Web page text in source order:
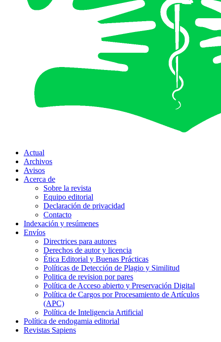
Actual
Archivos
Avisos
Acerca de
Sobre la revista
Equipo editorial
Declaración de privacidad
Contacto
Indexación y resúmenes
Envíos
Directrices para autores
Derechos de autor y licencia
Ética Editorial y Buenas Prácticas
Políticas de Detección de Plagio y Similitud
Politica de revision por pares
Política de Acceso abierto y Preservación Digital
Política de Cargos por Procesamiento de Artículos
(APC)
Política de Inteligencia Artificial
Política de endogamia editorial
Revistas Sapiens